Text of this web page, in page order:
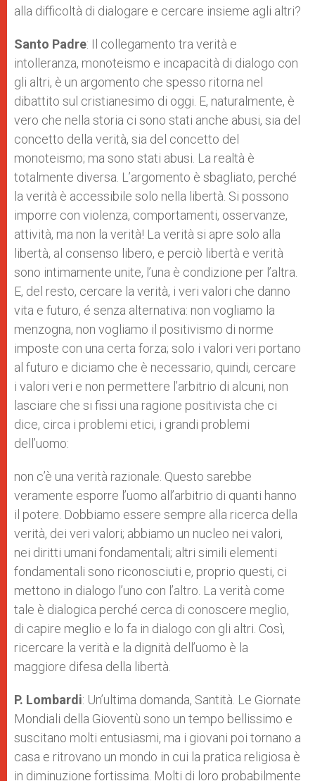
alla difficoltà di dialogare e cercare insieme agli altri?
Santo Padre: Il collegamento tra verità e
intolleranza, monoteismo e incapacità di dialogo con
gli altri, è un argomento che spesso ritorna nel
dibattito sul cristianesimo di oggi. E, naturalmente, è
vero che nella storia ci sono stati anche abusi, sia del
concetto della verità, sia del concetto del
monoteismo; ma sono stati abusi. La realtà è
totalmente diversa. L’argomento è sbagliato, perché
la verità è accessibile solo nella libertà. Si possono
imporre con violenza, comportamenti, osservanze,
attività, ma non la verità! La verità si apre solo alla
libertà, al consenso libero, e perciò libertà e verità
sono intimamente unite, l’una è condizione per l’altra.
E, del resto, cercare la verità, i veri valori che danno
vita e futuro, é senza alternativa: non vogliamo la
menzogna, non vogliamo il positivismo di norme
imposte con una certa forza; solo i valori veri portano
al futuro e diciamo che è necessario, quindi, cercare
i valori veri e non permettere l’arbitrio di alcuni, non
lasciare che si fissi una ragione positivista che ci
dice, circa i problemi etici, i grandi problemi
dell’uomo:
non c’è una verità razionale. Questo sarebbe
veramente esporre l’uomo all’arbitrio di quanti hanno
il potere. Dobbiamo essere sempre alla ricerca della
verità, dei veri valori; abbiamo un nucleo nei valori,
nei diritti umani fondamentali; altri simili elementi
fondamentali sono riconosciuti e, proprio questi, ci
mettono in dialogo l’uno con l’altro. La verità come
tale è dialogica perché cerca di conoscere meglio,
di capire meglio e lo fa in dialogo con gli altri. Così,
ricercare la verità e la dignità dell’uomo è la
maggiore difesa della libertà.
P. Lombardi: Un’ultima domanda, Santità. Le Giornate
Mondiali della Gioventù sono un tempo bellissimo e
suscitano molti entusiasmi, ma i giovani poi tornano a
casa e ritrovano un mondo in cui la pratica religiosa è
in diminuzione fortissima. Molti di loro probabilmente